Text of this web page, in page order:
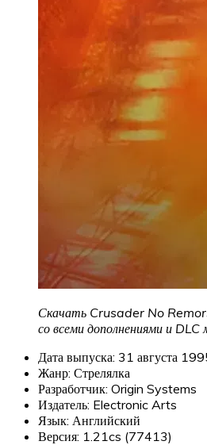
Скачать Crusader No
со всеми дополнениями и
Дата выпуска: 31 августа
Жанр: Стрелялка
Разработчик: Origin Systems
Издатель: Electronic Arts
Язык: Английский
Версия: 1.21cs (77413)